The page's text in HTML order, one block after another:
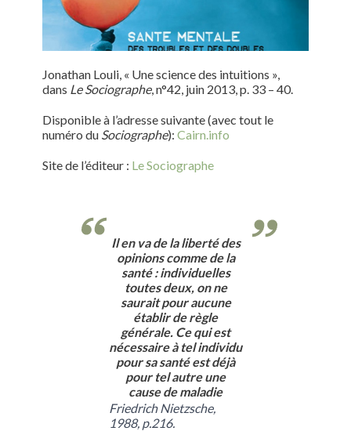
Jonathan Louli, « Une science des intuitions »,
dans Le Sociographe, n°42, juin 2013, p. 33 – 40.
Disponible à l’adresse suivante (avec tout le
numéro du Sociographe): Cairn.info
Site de l’éditeur : Le Sociographe
Il en va de la liberté des
opinions comme de la
santé : individuelles
toutes deux, on ne
saurait pour aucune
établir de règle
générale. Ce qui est
nécessaire à tel individu
pour sa santé est déjà
pour tel autre une
cause de maladie
Friedrich Nietzsche,
1988, p.216.